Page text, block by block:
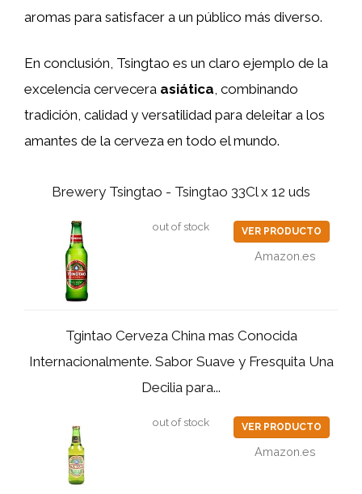
aromas para satisfacer a un público más diverso.
En conclusión, Tsingtao es un claro ejemplo de la
excelencia cervecera asiática, combinando
tradición, calidad y versatilidad para deleitar a los
amantes de la cerveza en todo el mundo.
Brewery Tsingtao - Tsingtao 33Cl x 12 uds
out of stock VER PRODUCTO
Amazon.es
Tgintao Cerveza China mas Conocida
Internacionalmente. Sabor Suave y Fresquita Una
Decilia para...
out of stock VER PRODUCTO
Amazon.es